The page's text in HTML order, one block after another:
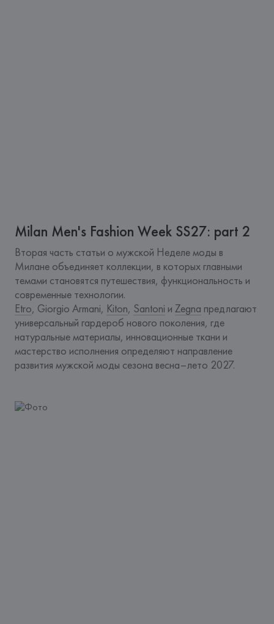
Milan Men's Fashion Week SS27: part 2
Вторая часть статьи о мужской Неделе моды в
Милане объединяет коллекции, в которых главными
темами становятся путешествия, функциональность и
современные технологии.
Etro, Giorgio Armani, Kiton, Santoni и Zegna предлагают
универсальный гардероб нового поколения, где
натуральные материалы, инновационные ткани и
мастерство исполнения определяют направление
развития мужской моды сезона весна–лето 2027.